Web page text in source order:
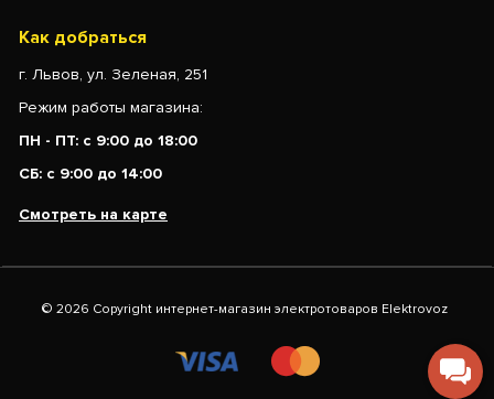
Как добраться
г. Львов, ул. Зеленая, 251
Режим работы магазина:
ПН - ПТ: с 9:00 до 18:00
СБ: с 9:00 до 14:00
Смотреть на карте
© 2026 Copyright интернет-магазин электротоваров Elektrovoz